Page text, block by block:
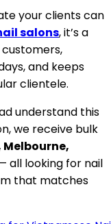
your clients can
salons, it’s a
and keeps
clientele.
understand this
we receive bulk
Melbourne,
all looking for nail
that matches